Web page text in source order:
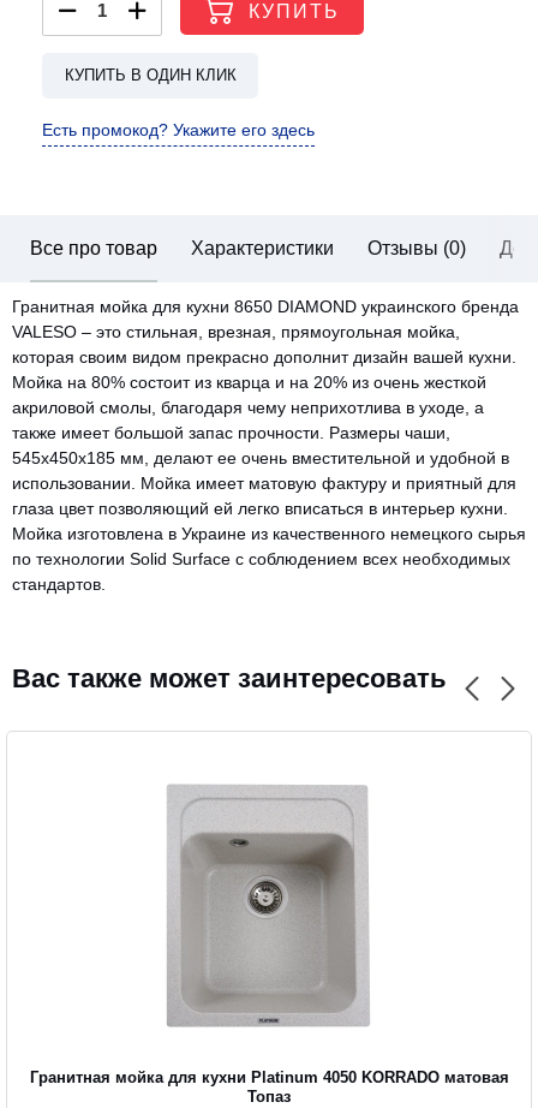
КУПИТЬ
КУПИТЬ В ОДИН КЛИК
Есть промокод? Укажите его здесь
Все про товар Характеристики Отзывы (0)
Гранитная мойка для кухни 8650 DIAMOND украинского бренда
VALESO – это стильная, врезная, прямоугольная мойка,
которая своим видом прекрасно дополнит дизайн вашей кухни.
Мойка на 80% состоит из кварца и на 20% из очень жесткой
акриловой смолы, благодаря чему неприхотлива в уходе, а
также имеет большой запас прочности. Размеры чаши,
545х450х185 мм, делают ее очень вместительной и удобной в
использовании. Мойка имеет матовую фактуру и приятный для
глаза цвет позволяющий ей легко вписаться в интерьер кухни.
Мойка изготовлена ​​в Украине из качественного немецкого сырья
по технологии Solid Surface с соблюдением всех необходимых
стандартов.
Вас также может заинтересовать
Гранитная мойка для кухни Platinum 4050 KORRADO матовая
Топаз